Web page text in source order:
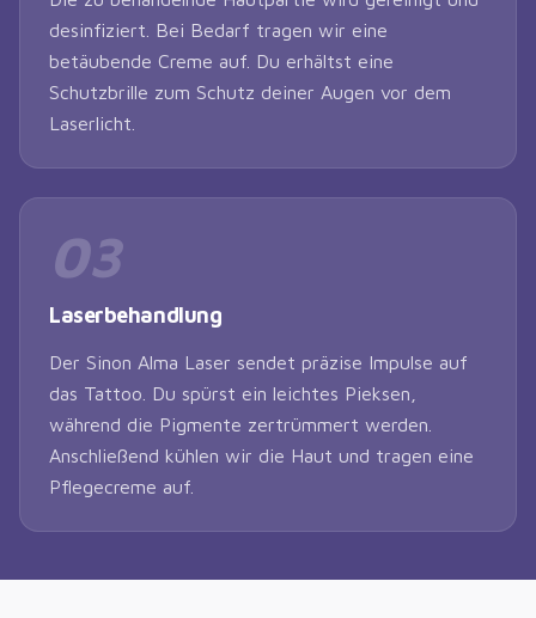
desinfiziert. Bei Bedarf tragen wir eine
betäubende Creme auf. Du erhältst eine
Schutzbrille zum Schutz deiner Augen vor dem
Laserlicht.
03
Laserbehandlung
Der Sinon Alma Laser sendet präzise Impulse auf
das Tattoo. Du spürst ein leichtes Pieksen,
während die Pigmente zertrümmert werden.
Anschließend kühlen wir die Haut und tragen eine
Pflegecreme auf.